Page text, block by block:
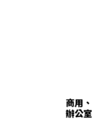
商用、
辦公室